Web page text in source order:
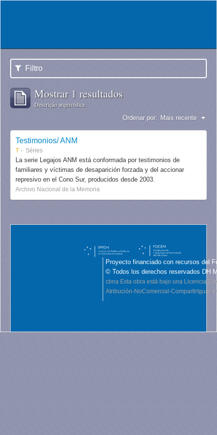
Filtro
Mostrar 1 resultados
Descrição arquivística
Ordenar por: Mais recente
Testimonios/ ANM
T Séries
La serie Legajos ANM está conformada por testimonios de
familiares y víctimas de desaparición forzada y del accionar
represivo en el Cono Sur, producidos desde 2003.
Archivo Nacional de la Memoria
Proyecto financiado con recursos del
© Todos los derechos reservados DH
cbna Esta obra está bajo una Licencia
Atribución-NoComercial-CompartirIgual